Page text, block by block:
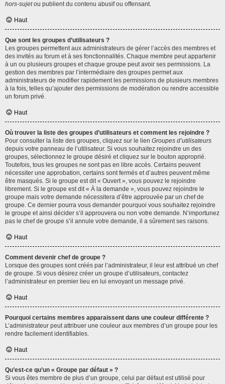
hors-sujetou publient du contenu abusif ou offensant.
Haut
Que sont les groupes d’utilisateurs ?
Les groupes permettent aux administrateurs de gérer l’accès des membres et
des invités au forum et à ses fonctionnalités. Chaque membre peut appartenir
à un ou plusieurs groupes et chaque groupe peut avoir ses permissions. La
gestion des membres par l’intermédiaire des groupes permet aux
administrateurs de modifier rapidement les permissions de plusieurs membres
à la fois, telles qu’ajouter des permissions de modération ou rendre accessible
un forum privé.
Haut
Où trouver la liste des groupes d’utilisateurs et comment les rejoindre ?
Pour consulter la liste des groupes, cliquez sur le lien Groupes d’utilisateurs
depuis votre panneau de l’utilisateur. Si vous souhaitez rejoindre un des
groupes, sélectionnez le groupe désiré et cliquez sur le bouton approprié.
Toutefois, tous les groupes ne sont pas en libre accès. Certains peuvent
nécessiter une approbation, certains sont fermés et d’autres peuvent même
être masqués. Si le groupe est dit « Ouvert », vous pouvez le rejoindre
librement. Si le groupe est dit « À la demande », vous pouvez rejoindre le
groupe mais votre demande nécessitera d’être approuvée par un chef de
groupe. Ce dernier pourra vous demander pourquoi vous souhaitez rejoindre
le groupe et ainsi décider s’il approuvera ou non votre demande. N’importunez
pas le chef de groupe s’il annule votre demande, il a sûrement ses raisons.
Haut
Comment devenir chef de groupe ?
Lorsque des groupes sont créés par l’administrateur, il leur est attribué un chef
de groupe. Si vous désirez créer un groupe d’utilisateurs, contactez
l’administrateur en premier lieu en lui envoyant un message privé.
Haut
Pourquoi certains membres apparaissent dans une couleur différente ?
L’administrateur peut attribuer une couleur aux membres d’un groupe pour les
rendre facilement identifiables.
Haut
Qu’est-ce qu’un « Groupe par défaut » ?
Si vous êtes membre de plus d’un groupe, celui par défaut est utilisé pour